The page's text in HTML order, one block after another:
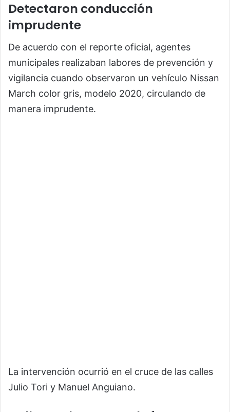
Detectaron conducción
imprudente
De acuerdo con el reporte oficial, agentes
municipales realizaban labores de prevención y
vigilancia cuando observaron un vehículo Nissan
March color gris, modelo 2020, circulando de
manera imprudente.
La intervención ocurrió en el cruce de las calles
Julio Tori y Manuel Anguiano.